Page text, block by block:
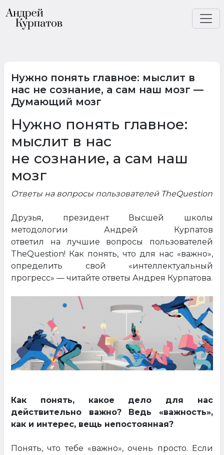
Нужно понять главное: мыслит в
нас не сознание, а сам наш мозг —
Думающий мозг
Нужно понять главное:
мыслит в нас
не сознание, а сам наш
мозг
Ответы на вопросы пользователей TheQuestion
Друзья, президент Высшей школы
методологии Андрей Курпатов
ответил на лучшие вопросы пользователей
TheQuestion! Как понять, что для нас «важно»,
определить свой «интеллектуальный
прогресс» — читайте ответы Андрея Курпатова.
Как понять, какое дело для нас
действительно важно? Ведь «важность»,
как и интерес, вещь непостоянная?
Понять, что тебе «важно», очень просто. Если